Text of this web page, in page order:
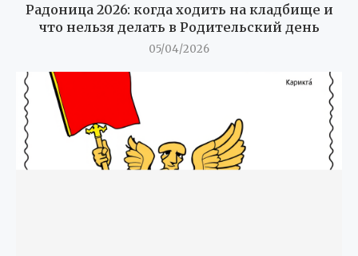
Радоница 2026: когда ходить на кладбище и
что нельзя делать в Родительский день
05/04/2026